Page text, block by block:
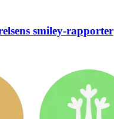
smiley-rapporter